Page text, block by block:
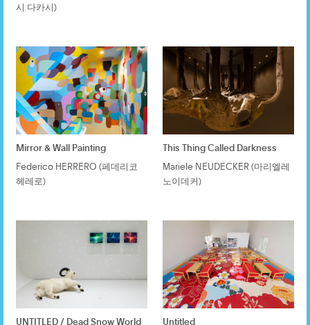
시 다카시)
Mirror & Wall Painting
Federico HERRERO (페데리코
헤레로)
This Thing Called Darkness
Mariele NEUDECKER (마리엘레
노이데커)
UNTITLED / Dead Snow World
Untitled